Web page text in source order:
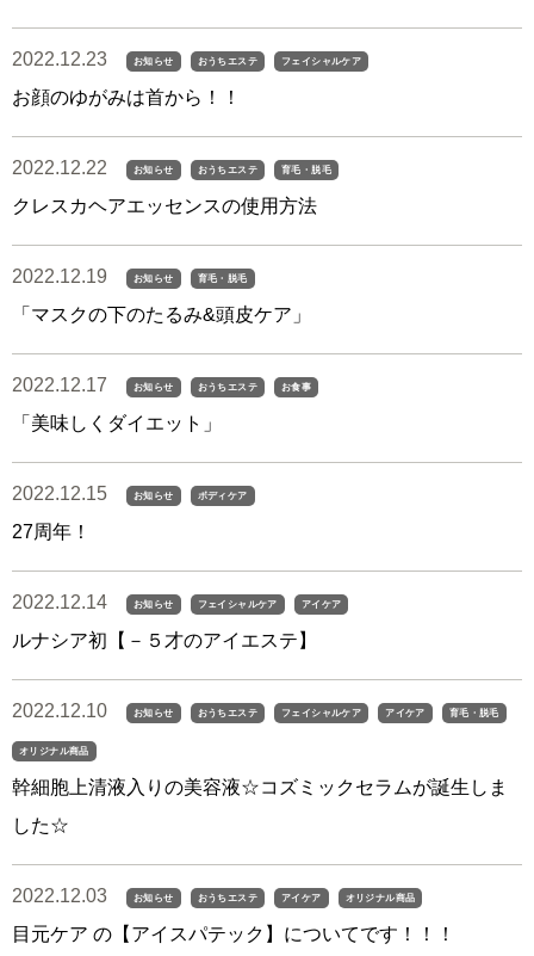
2022.12.23 お知らせ おうちエステ フェイシャルケア
お顔のゆがみは首から！！
2022.12.22 お知らせ おうちエステ 育毛・脱毛
クレスカヘアエッセンスの使用方法
2022.12.19 お知らせ 育毛・脱毛
「マスクの下のたるみ&頭皮ケア」
2022.12.17 お知らせ おうちエステ お食事
「美味しくダイエット」
2022.12.15 お知らせ ボディケア
27周年！
2022.12.14 お知らせ フェイシャルケア アイケア
ルナシア初【－５才のアイエステ】
2022.12.10 お知らせ おうちエステ フェイシャルケア アイケア 育毛・脱毛
オリジナル商品
幹細胞上清液入りの美容液☆コズミックセラムが誕生しま
した☆
2022.12.03 お知らせ おうちエステ アイケア オリジナル商品
目元ケア の【アイスパテック】についてです！！！